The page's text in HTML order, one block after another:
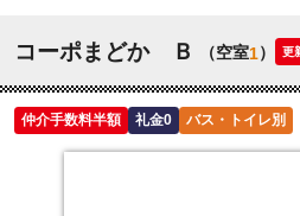
コーポまどか Ｂ （空室1） 更
仲介手数料半額 礼金0 バス・トイレ別